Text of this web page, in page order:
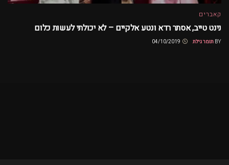
קאברים
נינט טייב, אסתר רדא ונטע אלקיים – לא יכולתי לעשות כלום
BY תומר גילת